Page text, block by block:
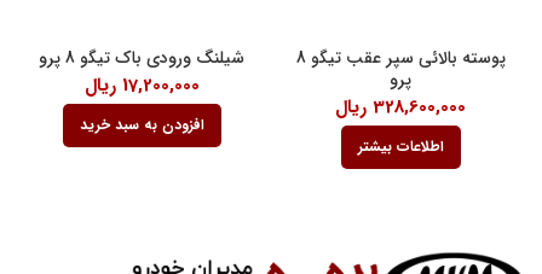
پوسته بالائی سپر عقب تیگو 8
پرو
328,600,000 ریال
اطلاعات بیشتر
شیلنگ ورودی باک تیگو 8 پرو
17,200,000 ریال
افزودن به سبد خرید